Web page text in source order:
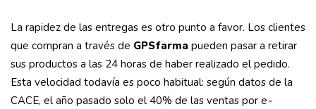
La rapidez de las entregas es otro punto a favor. Los clientes
que compran a través de GPSfarma pueden pasar a retirar
sus productos a las 24 horas de haber realizado el pedido.
Esta velocidad todavía es poco habitual: según datos de la
CACE, el año pasado solo el 40% de las ventas por e-